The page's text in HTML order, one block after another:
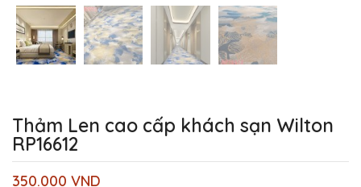
Thảm Len cao cấp khách sạn Wilton
RP16612
350.000 VND